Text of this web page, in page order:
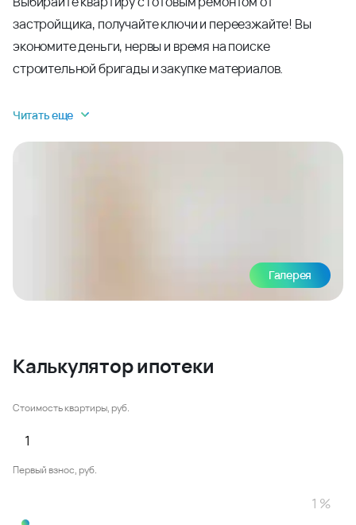
застройщика, получайте ключи и переезжайте! Вы
экономите деньги, нервы и время на поиске
строительной бригады и закупке материалов.
Читать еще
Галерея
Калькулятор ипотеки
Стоимость квартиры, руб.
Первый взнос, руб.